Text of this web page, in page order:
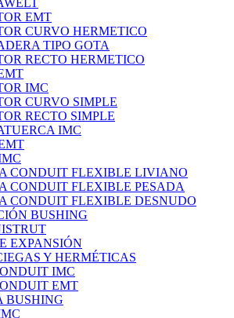
EMT
CURVO HERMETICO
TIPO GOTA
RECTO HERMETICO
IMC
CURVO SIMPLE
RECTO SIMPLE
IMC
CONDUIT FLEXIBLE LIVIANO
CONDUIT FLEXIBLE PESADA
CONDUIT FLEXIBLE DESNUDO
BUSHING
EXPANSIÓN
Y HERMÉTICAS
IMC
EMT
BUSHING